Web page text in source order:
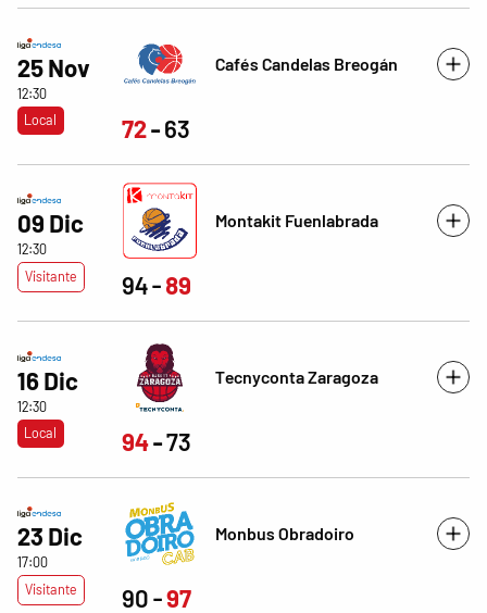
25 Nov
12:30
Local
Cafés Candelas Breogán
72 63
09 Dic
12:30
Visitante
Montakit Fuenlabrada
94 89
16 Dic
12:30
Local
Tecnyconta Zaragoza
94 73
23 Dic
17:00
Visitante
Monbus Obradoiro
90 97